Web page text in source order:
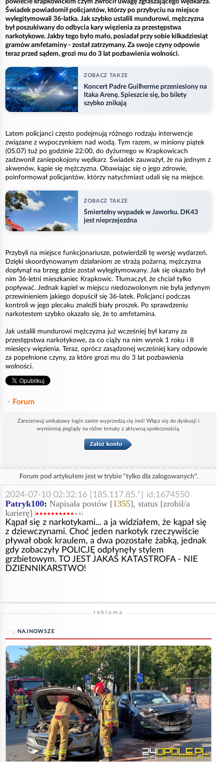
powiecie krapkowickim czym zwrócił uwagę zgłaszającego wędkarza.
Świadek powiadomił policjantów, którzy po przybyciu na miejsce
wylegitymowali 36-latka. Jak szybko ustalili mundurowi, mężczyzna
był poszukiwany do odbycia kary więzienia za przestępstwa
narkotykowe. Jakby tego było mało, posiadał przy sobie kilkadziesiąt
gramów amfetaminy - został zatrzymany. Za swoje czyny odpowie
teraz przed sądem, grozi mu do 3 lat pozbawienia wolności.
ZOBACZ TAKZE
Koncert Padre Guilherme przeniesiony na
Itaka Arenę. Spieszcie się, bo bilety
szybko znikają
Latem policjanci często podejmują różnego rodzaju interwencje
związane z wypoczynkiem nad wodą. Tym razem, w miniony piątek
(05.07) tuż po godzinie 22:00, do dyżurnego w Krapkowicach
zadzwonił zaniepokojony wędkarz. Świadek zauważył, że na jednym z
akwenów, kąpie się mężczyzna. Obawiając się o jego zdrowie,
poinformował policjantów, którzy natychmiast udali się na miejsce.
ZOBACZ TAKZE
Śmiertelny wypadek w Jaworku. DK43
jest nieprzejezdna
Przybyli na miejsce funkcjonariusze, potwierdzili tę wersję wydarzeń.
Dzięki skoordynowanym działaniom ze strażą pożarną, mężczyzna
dopłynął na brzeg gdzie został wylegitymowany. Jak się okazało był
nim 36-letni mieszkaniec Krapkowic. Tłumaczył, że chciał tylko
popływać. Jednak kąpiel w miejscu niedozwolonym nie była jedynym
przewinieniem jakiego dopuścił się 36-latek. Policjanci podczas
kontroli w jego plecaku znaleźli biały proszek. Po sprawdzeniu
narkotestem szybko okazało się, że to amfetamina.
Jak ustalili mundurowi mężczyzna już wcześniej był karany za
przestępstwa narkotykowe, za co ciąży na nim wyrok 1 roku i 8
miesięcy więzienia. Teraz, oprócz zasądzonej wcześniej kary odpowie
za popełnione czyny, za które grozi mu do 3 lat pozbawienia
wolności.
Forum
Zarezerwuj unikatowy login zanim wyprzedzą cię inni! Włącz się do dyskusji i
wymieniaj poglądy na różne tematy z aktywną społecznością.
Forum pod artykułem jest w trybie "tylko dla zalogowanych".
2024-07-10 02:32:16 [185.117.85.*] id:1674550
Patryk100: Napisała postów [1355], status [zrobił/a
karierę]
Kąpał się z narkotykami... a ja widziałem, że kąpał się
z dziewczynami. Choć jeden narkotyk rzeczywiście
pływał obok kraulem, a dwa pozostałe żabką, jednak
gdy zobaczyły POLICJĘ odpłynęły stylem
grzbietowym. TO JEST JAKAŚ KATASTROFA - NIE
DZIENNIKARSTWO!
reklama
NAJNOWSZE